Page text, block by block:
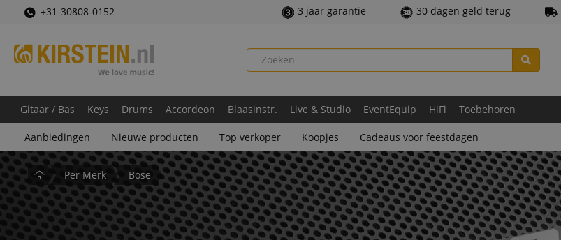
+31-30808-0152 3 jaar garantie 30 dagen geld terug
Gitaar / Bas Keys Drums Accordeon Blaasinstr. Live & Studio EventEquip HiFi Toebehoren
Aanbiedingen Nieuwe producten Top verkoper Koopjes Cadeaus voor feestdagen
Startpagina
Per Merk Bose